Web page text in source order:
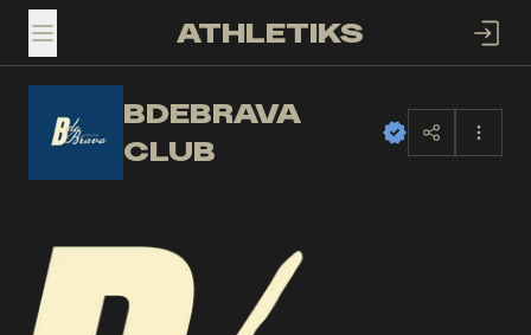
TOGGLE MENUATHLETIKS
BC
BDEBRAVA
CLUB